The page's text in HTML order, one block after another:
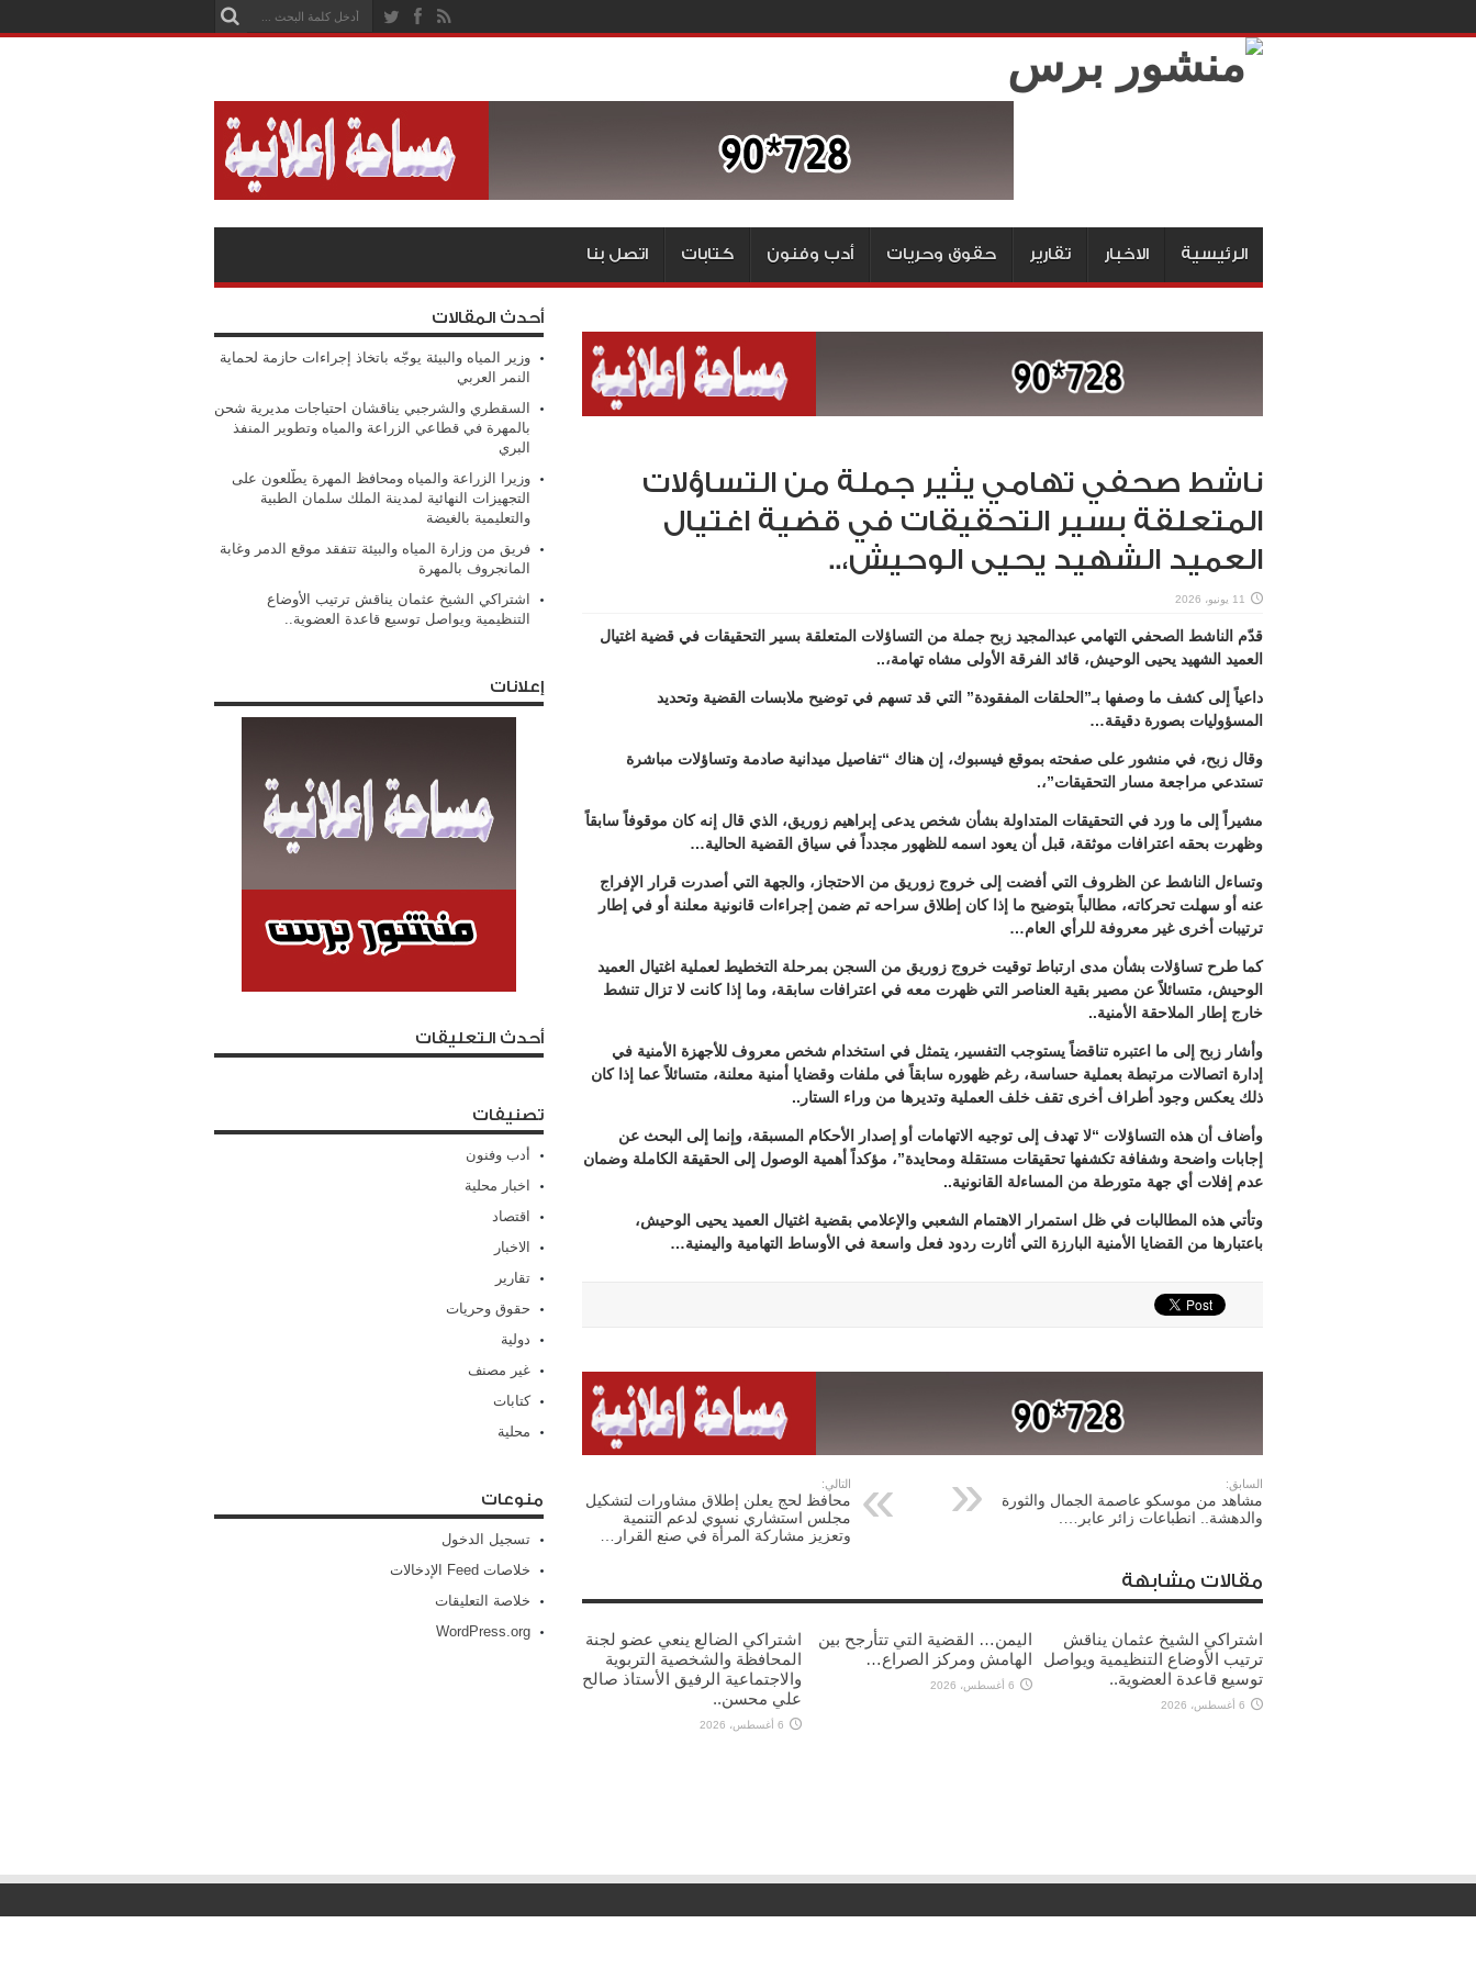
الرئيسية الاخبار تقارير حقوق وحريات أدب وفنون كتابات اتصل بنا
ناشط صحفي تهامي يثير جملة من التساؤلات
المتعلقة بسير التحقيقات في قضية اغتيال
العميد الشهيد يحيى الوحيش،..
11 يونيو، 2026
قدّم الناشط الصحفي التهامي عبدالمجيد زبح جملة من التساؤلات المتعلقة بسير التحقيقات في قضية اغتيال
العميد الشهيد يحيى الوحيش، قائد الفرقة الأولى مشاه تهامة،..
داعياً إلى كشف ما وصفها بـ”الحلقات المفقودة” التي قد تسهم في توضيح ملابسات القضية وتحديد
المسؤوليات بصورة دقيقة…
وقال زبح، في منشور على صفحته بموقع فيسبوك، إن هناك “تفاصيل ميدانية صادمة وتساؤلات مباشرة
تستدعي مراجعة مسار التحقيقات”،.
مشيراً إلى ما ورد في التحقيقات المتداولة بشأن شخص يدعى إبراهيم زوريق، الذي قال إنه كان موقوفاً سابقاً
وظهرت بحقه اعترافات موثقة، قبل أن يعود اسمه للظهور مجدداً في سياق القضية الحالية…
وتساءل الناشط عن الظروف التي أفضت إلى خروج زوريق من الاحتجاز، والجهة التي أصدرت قرار الإفراج
عنه أو سهلت تحركاته، مطالباً بتوضيح ما إذا كان إطلاق سراحه تم ضمن إجراءات قانونية معلنة أو في إطار
ترتيبات أخرى غير معروفة للرأي العام…
كما طرح تساؤلات بشأن مدى ارتباط توقيت خروج زوريق من السجن بمرحلة التخطيط لعملية اغتيال العميد
الوحيش، متسائلاً عن مصير بقية العناصر التي ظهرت معه في اعترافات سابقة، وما إذا كانت لا تزال تنشط
خارج إطار الملاحقة الأمنية..
وأشار زبح إلى ما اعتبره تناقضاً يستوجب التفسير، يتمثل في استخدام شخص معروف للأجهزة الأمنية في
إدارة اتصالات مرتبطة بعملية حساسة، رغم ظهوره سابقاً في ملفات وقضايا أمنية معلنة، متسائلاً عما إذا كان
ذلك يعكس وجود أطراف أخرى تقف خلف العملية وتديرها من وراء الستار..
وأضاف أن هذه التساؤلات “لا تهدف إلى توجيه الاتهامات أو إصدار الأحكام المسبقة، وإنما إلى البحث عن
إجابات واضحة وشفافة تكشفها تحقيقات مستقلة ومحايدة”، مؤكداً أهمية الوصول إلى الحقيقة الكاملة وضمان
عدم إفلات أي جهة متورطة من المساءلة القانونية..
وتأتي هذه المطالبات في ظل استمرار الاهتمام الشعبي والإعلامي بقضية اغتيال العميد يحيى الوحيش،
باعتبارها من القضايا الأمنية البارزة التي أثارت ردود فعل واسعة في الأوساط التهامية واليمنية…
السابق:
مشاهد من موسكو عاصمة الجمال والثورة
والدهشة.. انطباعات زائر عابر….
التالي:
محافظ لحج يعلن إطلاق مشاورات لتشكيل
مجلس استشاري نسوي لدعم التنمية
وتعزيز مشاركة المرأة في صنع القرار…
مقالات مشابهة
اشتراكي الشيخ عثمان يناقش
ترتيب الأوضاع التنظيمية ويواصل
توسيع قاعدة العضوية..
6 أغسطس، 2026
اليمن… القضية التي تتأرجح بين
الهامش ومركز الصراع…
6 أغسطس، 2026
اشتراكي الضالع ينعي عضو لجنة
المحافظة والشخصية التربوية
والاجتماعية الرفيق الأستاذ صالح
علي محسن..
6 أغسطس، 2026
أحدث المقالات
وزير المياه والبيئة يوجّه باتخاذ إجراءات حازمة لحماية
النمر العربي
السقطري والشرجبي يناقشان احتياجات مديرية شحن
بالمهرة في قطاعي الزراعة والمياه وتطوير المنفذ
البري
وزيرا الزراعة والمياه ومحافظ المهرة يطّلعون على
التجهيزات النهائية لمدينة الملك سلمان الطبية
والتعليمية بالغيضة
فريق من وزارة المياه والبيئة تتفقد موقع الدمر وغابة
المانجروف بالمهرة
اشتراكي الشيخ عثمان يناقش ترتيب الأوضاع
التنظيمية ويواصل توسيع قاعدة العضوية..
إعلانات
أحدث التعليقات
تصنيفات
أدب وفنون
اخبار محلية
اقتصاد
الاخبار
تقارير
حقوق وحريات
دولية
غير مصنف
كتابات
محلية
منوعات
تسجيل الدخول
خلاصات Feed الإدخالات
خلاصة التعليقات
WordPress.org